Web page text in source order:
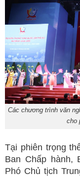
Các chương trình văn
cho
Tại phiên trọng
Ban Chấp hành,
Phó Chủ tịch